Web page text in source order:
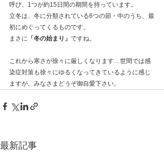
呼び、1つが約15日間の期間を持っています。
立冬は、冬に分類されている6つの節・中のうち、最
初にめぐってくるものです。
まさに 「冬の始まり」 ですね。
これから寒さが徐々に厳しくなります…世間では感
染症対策も徐々にゆるくなってきているように感じ
ますが、みなさまどうぞ御自愛下さい。
最新記事